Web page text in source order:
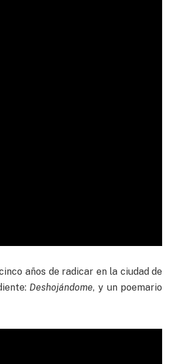
años de radicar en la ciudad de
Deshojándome, y un poemario